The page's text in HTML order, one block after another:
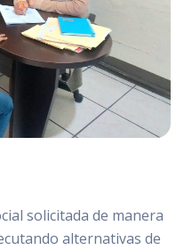
solicitada de manera
alternativas de